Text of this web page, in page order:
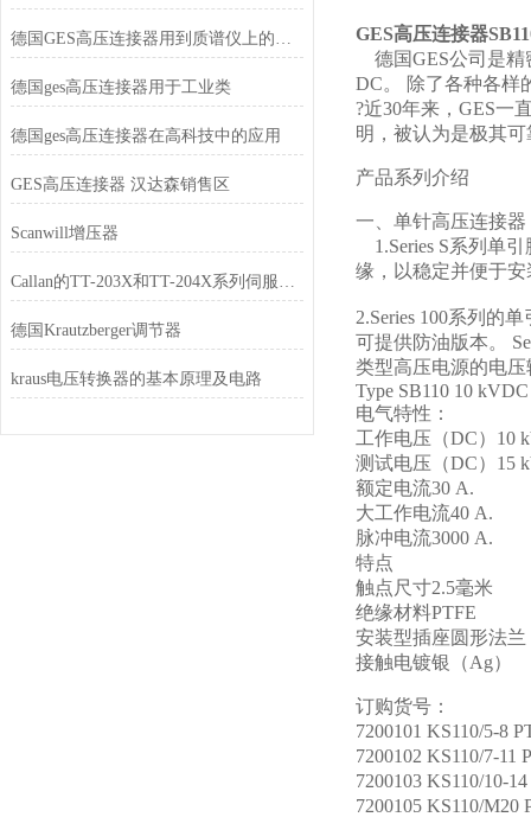
德国GES高压连接器用到质谱仪上的特点
德国ges高压连接器用于工业类
德国ges高压连接器在高科技中的应用
GES高压连接器 汉达森销售区
Scanwill增压器
Callan的TT-203X和TT-204X系列伺服电机采用面装式
德国Krautzberger调节器
kraus电压转换器的基本原理及电路
GES高压连接器
德国GES公司是精
DC。 除了各种各样
?近30年来，GES一
明，被认为是极其
产品系列介绍
一、单针高压连接
1.Series S系列单
缘，以稳定并便于
2.Series 100系列的
可提供防油版本。
类型高压电源的电压
Type SB110 10 kVDC
电气特性：
工作电压（DC）10
测试电压（DC）15
额定电流30 A.
大工作电流40 A.
脉冲电流3000 A.
特点
触点尺寸2.5毫米
绝缘材料PTFE
安装型插座圆形法兰
接触电镀银（Ag）
订购货号：
7200101 KS110/5-8
7200102 KS110/7-
7200103 KS110/10-
7200105 KS110/M20